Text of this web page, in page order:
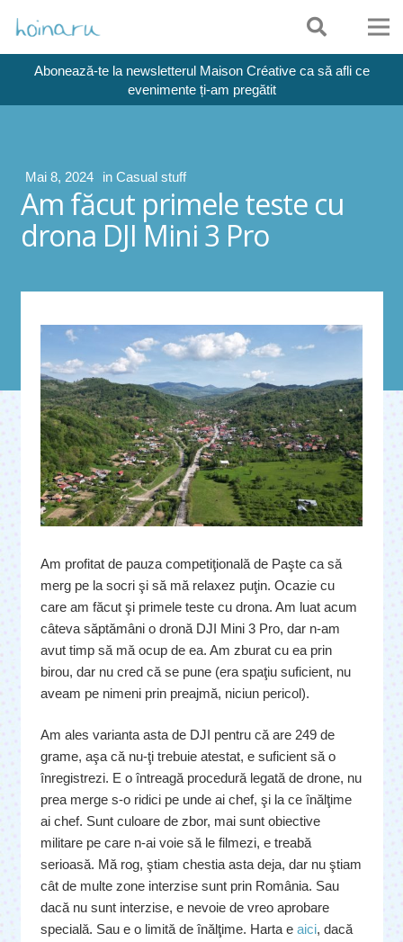
Abonează-te la newsletterul Maison Créative ca să afli ce
evenimente ți-am pregătit
Mai 8, 2024 in Casual stuff
Am făcut primele teste cu
drona DJI Mini 3 Pro
Am profitat de pauza competiţională de Paşte ca să
merg pe la socri şi să mă relaxez puţin. Ocazie cu
care am făcut şi primele teste cu drona. Am luat acum
câteva săptămâni o dronă DJI Mini 3 Pro, dar n-am
avut timp să mă ocup de ea. Am zburat cu ea prin
birou, dar nu cred că se pune (era spaţiu suficient, nu
aveam pe nimeni prin preajmă, niciun pericol).
Am ales varianta asta de DJI pentru că are 249 de
grame, aşa că nu-ţi trebuie atestat, e suficient să o
înregistrezi. E o întreagă procedură legată de drone, nu
prea merge s-o ridici pe unde ai chef, şi la ce înălţime
ai chef. Sunt culoare de zbor, mai sunt obiective
militare pe care n-ai voie să le filmezi, e treabă
serioasă. Mă rog, ştiam chestia asta deja, dar nu ştiam
cât de multe zone interzise sunt prin România. Sau
dacă nu sunt interzise, e nevoie de vreo aprobare
specială. Sau e o limită de înălţime. Harta e aici, dacă